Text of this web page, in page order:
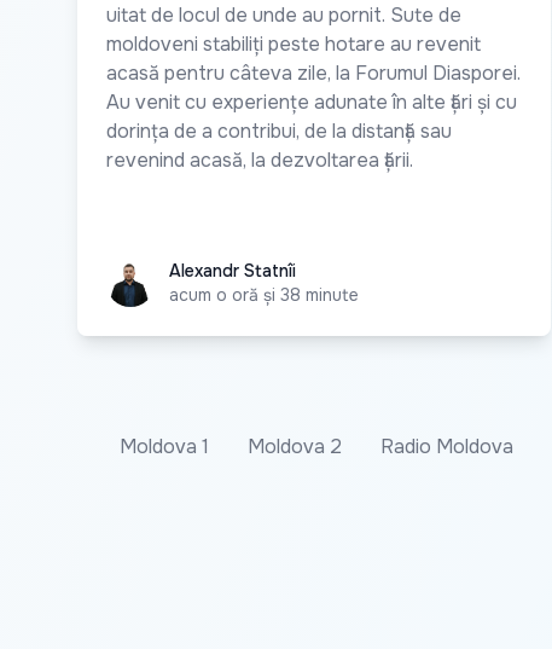
uitat de locul de unde au pornit. Sute de
moldoveni stabiliți peste hotare au revenit
acasă pentru câteva zile, la Forumul Diasporei.
Au venit cu experiențe adunate în alte țări și cu
dorința de a contribui, de la distanță sau
revenind acasă, la dezvoltarea țării.
Alexandr Statnîi
Alexandr Statnîi
acum o oră și 38 minute
Moldova 1 Moldova 2 Radio Moldova